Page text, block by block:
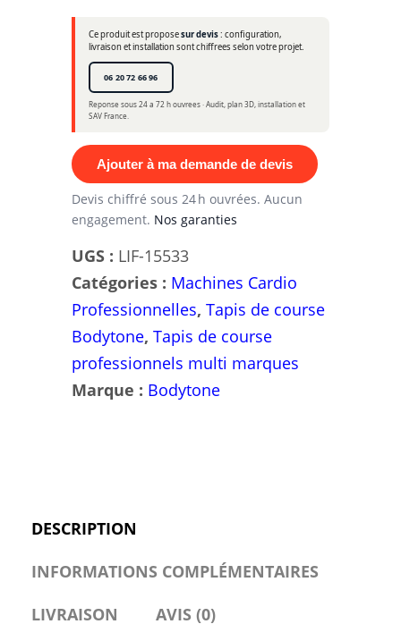
Ce produit est proposesur devis: configuration,
livraison et installation sont chiffrees selon votre projet.
06 20 72 66 96
Reponse sous 24 a 72 h ouvrees · Audit, plan 3D, installation et
SAV France.
Ajouter à ma demande de devis
Devis chiffré sous 24 h ouvrées. Aucun
engagement. Nos garanties
UGS : LIF-15533
Catégories : Machines Cardio
Professionnelles, Tapis de course
Bodytone, Tapis de course
professionnels multi marques
Marque : Bodytone
DESCRIPTION
INFORMATIONS COMPLÉMENTAIRES
LIVRAISON
AVIS (0)